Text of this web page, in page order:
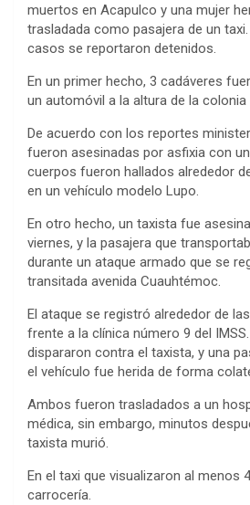
muertos en Acapulco y una mujer
trasladada como pasajera de un
casos se reportaron detenidos.
En un primer hecho, 3 cadáveres
un automóvil a la altura de la colonia
De acuerdo con los reportes
fueron asesinadas por asfixia con
cuerpos fueron hallados alrededor
en un vehículo modelo Lupo.
En otro hecho, un taxista fue
viernes, y la pasajera que
durante un ataque armado que se
transitada avenida Cuauhtémoc.
El ataque se registró alrededor de
frente a la clínica número 9 del
dispararon contra el taxista, y una
el vehículo fue herida de forma
Ambos fueron trasladados a un
médica, sin embargo, minutos
taxista murió.
En el taxi que visualizaron al menos
carrocería.